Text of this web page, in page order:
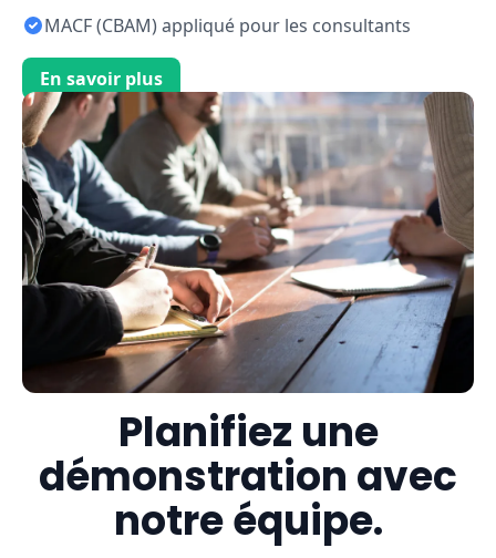
MACF (CBAM) appliqué pour les consultants
En savoir plus
Planifiez une
démonstration avec
notre équipe.